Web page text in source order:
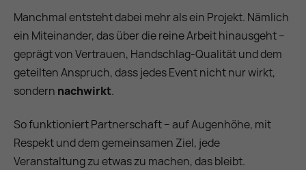
Manchmal entsteht dabei mehr als ein Projekt. Nämlich
ein Miteinander, das über die reine Arbeit hinausgeht –
geprägt von Vertrauen, Handschlag-Qualität und dem
geteilten Anspruch, dass jedes Event nicht nur wirkt,
sondern nachwirkt.
So funktioniert Partnerschaft – auf Augenhöhe, mit
Respekt und dem gemeinsamen Ziel, jede
Veranstaltung zu etwas zu machen, das bleibt.